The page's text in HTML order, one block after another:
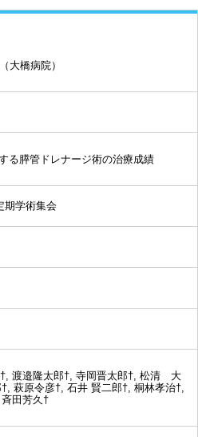
大橋病院）
る膵管ドレナージ術の治療成績
期学術集会
渡邉隆太郎†, 寺岡晋太郎†, 松清 大
萩原令彦†, 石井 賢二郎†, 桐林孝治†,
田芳久†